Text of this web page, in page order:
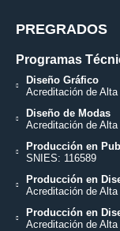
PREGRADOS
Programas
Diseño Gráfico
Acreditación de
Diseño de Modas
Acreditación de
Producción en
SNIES: 116589
Producción en
Acreditación de
Producción en
Acreditación de